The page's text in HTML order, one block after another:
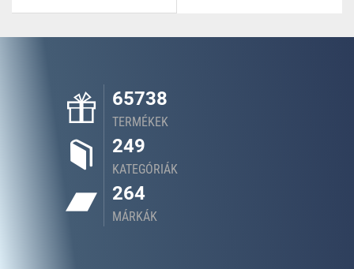
65738
TERMÉKEK
249
KATEGÓRIÁK
264
MÁRKÁK